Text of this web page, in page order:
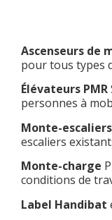
Ascenseurs de
pour tous types
Élévateurs PMR
personnes à
Monte-escaliers
escaliers
Monte-charge
conditions de
Label Handibat